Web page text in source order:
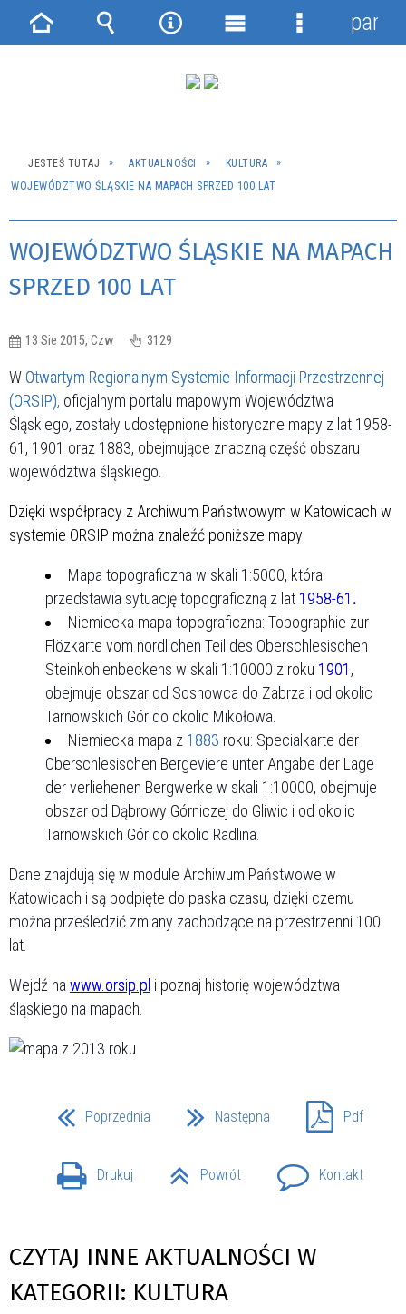
JESTEŚ TUTAJ AKTUALNOŚCI
KULTURA
WOJEWÓDZTWO ŚLĄSKIE NA MAPACH SPRZED 100 LAT
WOJEWÓDZTWO ŚLĄSKIE NA MAPACH
SPRZED 100 LAT
13 Sie 2015, Czw 3129
W Otwartym Regionalnym Systemie Informacji Przestrzennej
(ORSIP), oficjalnym portalu mapowym Województwa
Śląskiego, zostały udostępnione historyczne mapy z lat 1958-
61, 1901 oraz 1883, obejmujące znaczną część obszaru
województwa śląskiego.
Dzięki współpracy z Archiwum Państwowym w Katowicach w
systemie ORSIP można znaleźć poniższe mapy:
Mapa topograficzna w skali 1:5000, która
przedstawia sytuację topograficzną z lat 1958-61 .
Niemiecka mapa topograficzna: Topographie zur
Flözkarte vom nordlichen Teil des Oberschlesischen
Steinkohlenbeckens w skali 1:10000 z roku 1901 ,
obejmuje obszar od Sosnowca do Zabrza i od okolic
Tarnowskich Gór do okolic Mikołowa.
Niemiecka mapa z 1883 roku: Specialkarte der
Oberschlesischen Bergeviere unter Angabe der Lage
der verliehenen Bergwerke w skali 1:10000, obejmuje
obszar od Dąbrowy Górniczej do Gliwic i od okolic
Tarnowskich Gór do okolic Radlina.
Dane znajdują się w module Archiwum Państwowe w
Katowicach i są podpięte do paska czasu, dzięki czemu
można prześledzić zmiany zachodzące na przestrzenni 100
lat.
Wejdź na www.orsip.pl i poznaj historię województwa
śląskiego na mapach.
Poprzednia Następna Pdf
Drukuj Powrót Kontakt
CZYTAJ INNE AKTUALNOŚCI W
KATEGORII: KULTURA
Strona Wyszukiwarka
NarzędziaMenu
Menu
panel